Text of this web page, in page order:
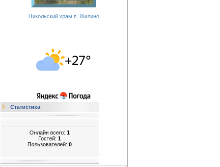
Никольский храм п. Жилино
Статистика
Онлайн всего: 1
Гостей: 1
Пользователей: 0